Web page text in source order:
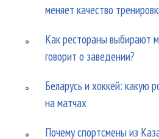
меняет качество
Как рестораны выбирают
говорит о заведении?
Беларусь и хоккей: какую
на матчах
Почему спортсмены из